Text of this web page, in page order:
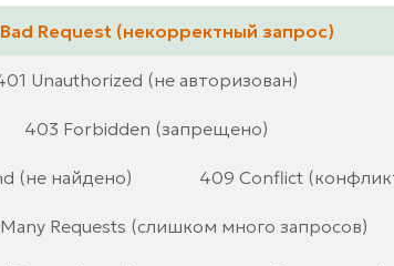
Request (некорректный запрос)
Unauthorized (не авторизован)
403 Forbidden (запрещено)
(не найдено) 409 Conflict
Requests (слишком много запросов)